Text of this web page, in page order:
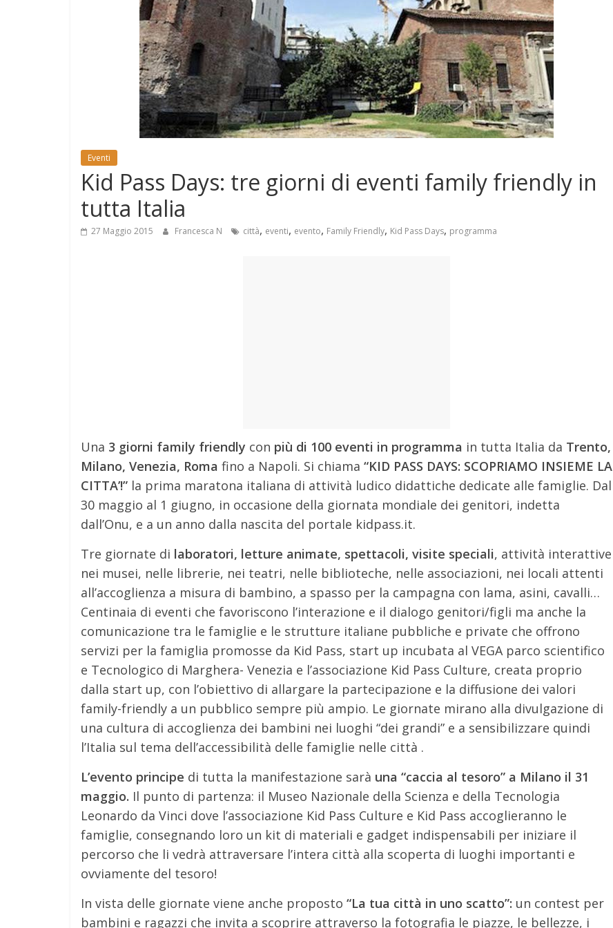
Eventi
Kid Pass Days: tre giorni di eventi family friendly in
tutta Italia
27 Maggio 2015 Francesca N città, eventi, evento, Family Friendly, Kid Pass Days, programma
Una 3 giorni family friendly con più di 100 eventi in programma in tutta Italia da Trento,
Milano, Venezia, Roma fino a Napoli. Si chiama “KID PASS DAYS: SCOPRIAMO INSIEME LA
CITTA’!” la prima maratona italiana di attività ludico didattiche dedicate alle famiglie. Dal
30 maggio al 1 giugno, in occasione della giornata mondiale dei genitori, indetta
dall’Onu, e a un anno dalla nascita del portale kidpass.it.
Tre giornate di laboratori, letture animate, spettacoli, visite speciali, attività interattive
nei musei, nelle librerie, nei teatri, nelle biblioteche, nelle associazioni, nei locali attenti
all’accoglienza a misura di bambino, a spasso per la campagna con lama, asini, cavalli…
Centinaia di eventi che favoriscono l’interazione e il dialogo genitori/figli ma anche la
comunicazione tra le famiglie e le strutture italiane pubbliche e private che offrono
servizi per la famiglia promosse da Kid Pass, start up incubata al VEGA parco scientifico
e Tecnologico di Marghera- Venezia e l’associazione Kid Pass Culture, creata proprio
dalla start up, con l’obiettivo di allargare la partecipazione e la diffusione dei valori
family-friendly a un pubblico sempre più ampio. Le giornate mirano alla divulgazione di
una cultura di accoglienza dei bambini nei luoghi “dei grandi” e a sensibilizzare quindi
l’Italia sul tema dell’accessibilità delle famiglie nelle città .
L’evento principe di tutta la manifestazione sarà una “caccia al tesoro” a Milano il 31
maggio. Il punto di partenza: il Museo Nazionale della Scienza e della Tecnologia
Leonardo da Vinci dove l’associazione Kid Pass Culture e Kid Pass accoglieranno le
famiglie, consegnando loro un kit di materiali e gadget indispensabili per iniziare il
percorso che li vedrà attraversare l’intera città alla scoperta di luoghi importanti e
ovviamente del tesoro!
In vista delle giornate viene anche proposto “La tua città in uno scatto”: un contest per
bambini e ragazzi che invita a scoprire attraverso la fotografia le piazze, le bellezze, i